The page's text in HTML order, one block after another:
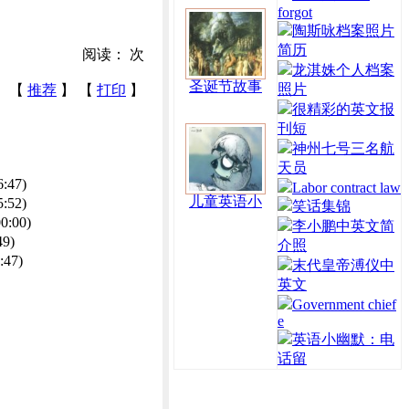
阅读： 次
【 推荐 】 【 打印 】 圣诞节故事
儿童英语小
forgot
陶斯咏档案照片
简历
龙淇姝个人档案
照片
很精彩的英文报
刊短
神州七号三名航
天员
Labor contract law
笑话集锦
李小鹏中英文简
介照
末代皇帝溥仪中
英文
Government chief
e
英语小幽默：电
话留